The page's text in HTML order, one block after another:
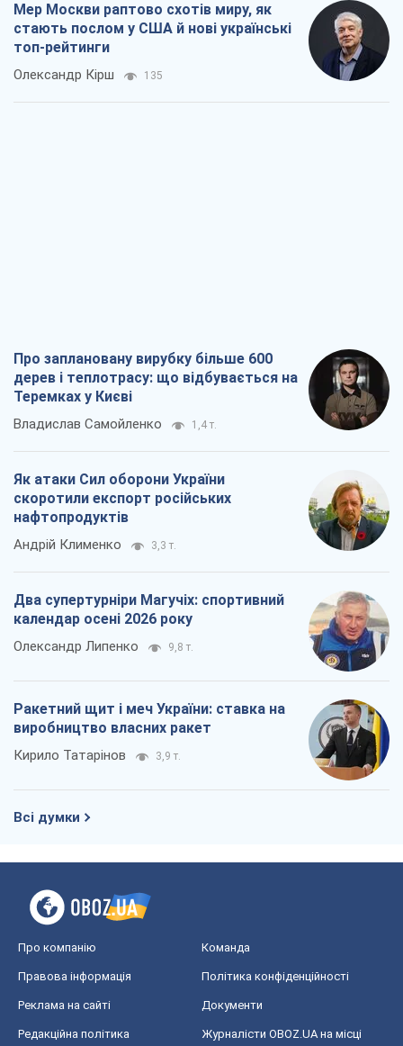
Мер Москви раптово схотів миру, як
стають послом у США й нові українські
топ-рейтинги
Олександр Кірш 135
Про заплановану вирубку більше 600
дерев і теплотрасу: що відбувається на
Теремках у Києві
Владислав Самойленко 1,4 т.
Як атаки Сил оборони України
скоротили експорт російських
нафтопродуктів
Андрій Клименко 3,3 т.
Два супертурніри Магучіх: спортивний
календар осені 2026 року
Олександр Липенко 9,8 т.
Ракетний щит і меч України: ставка на
виробництво власних ракет
Кирило Татарінов 3,9 т.
Всі думки
Про компанію Команда
Правова інформація Політика конфіденційності
Реклама на сайті Документи
Редакційна політика
Журналісти OBOZ.UA на місці